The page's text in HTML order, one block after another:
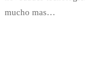
mucho mas…